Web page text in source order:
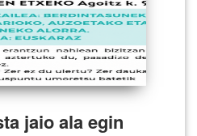
jaio ala egin